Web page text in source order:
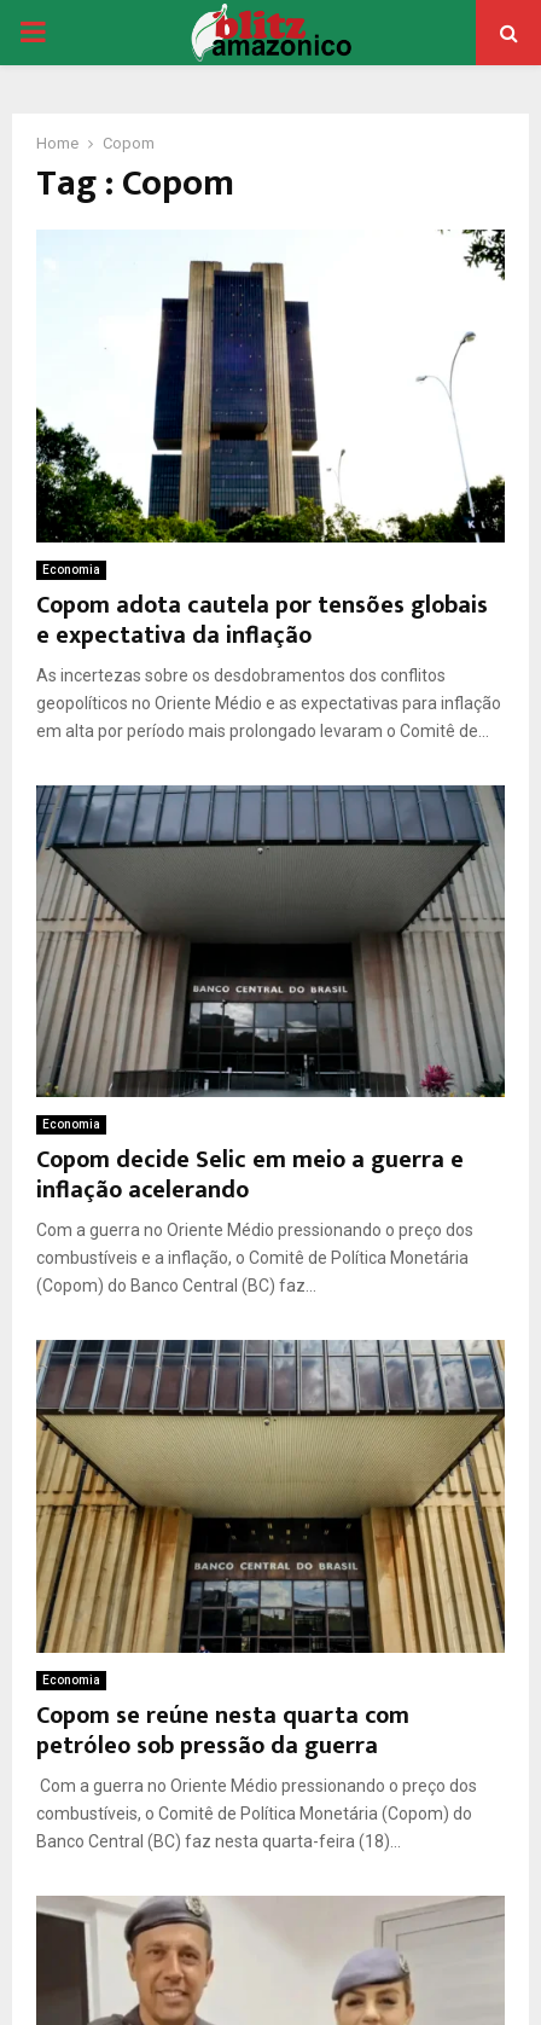
PRIMARY
Home Copom
Tag : Copom
Economia
Copom adota cautela por tensões globais
e expectativa da inflação
As incertezas sobre os desdobramentos dos conflitos
geopolíticos no Oriente Médio e as expectativas para inflação
em alta por período mais prolongado levaram o Comitê de...
Economia
Copom decide Selic em meio a guerra e
inflação acelerando
Com a guerra no Oriente Médio pressionando o preço dos
combustíveis e a inflação, o Comitê de Política Monetária
(Copom) do Banco Central (BC) faz...
Economia
Copom se reúne nesta quarta com
petróleo sob pressão da guerra
Com a guerra no Oriente Médio pressionando o preço dos
combustíveis, o Comitê de Política Monetária (Copom) do
Banco Central (BC) faz nesta quarta-feira (18)...